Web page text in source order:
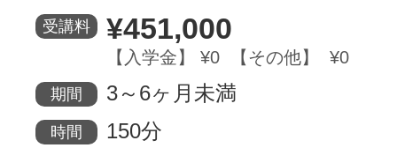
受講料 ¥451,000
【入学金】 ¥0 【その他】 ¥0
期間 3～6ヶ月未満
時間 150分